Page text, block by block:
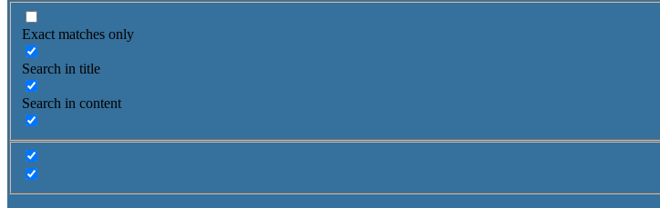
Exact matches only
Search in title
Search in content